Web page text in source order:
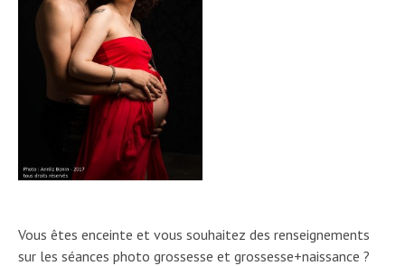
Vous êtes enceinte et vous souhaitez des renseignements
sur les séances photo grossesse et grossesse+naissance ?